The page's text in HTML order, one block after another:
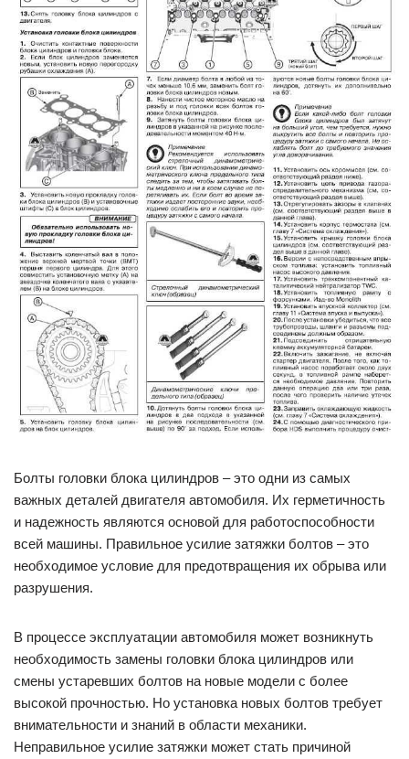
Болты головки блока цилиндров – это одни из самых
важных деталей двигателя автомобиля. Их герметичность
и надежность являются основой для работоспособности
всей машины. Правильное усилие затяжки болтов – это
необходимое условие для предотвращения их обрыва или
разрушения.
В процессе эксплуатации автомобиля может возникнуть
необходимость замены головки блока цилиндров или
смены устаревших болтов на новые модели с более
высокой прочностью. Но установка новых болтов требует
внимательности и знаний в области механики.
Неправильное усилие затяжки может стать причиной